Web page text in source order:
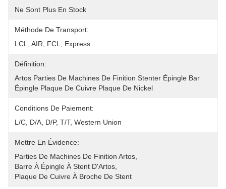
Ne Sont Plus En Stock
Méthode De Transport:
LCL, AIR, FCL, Express
Définition:
Artos Parties De Machines De Finition Stenter Épingle Bar
Épingle Plaque De Cuivre Plaque De Nickel
Conditions De Paiement:
L/C, D/A, D/P, T/T, Western Union
Mettre En Évidence:
Parties De Machines De Finition Artos
Barre À Épingle À Stent D'Artos
Plaque De Cuivre À Broche De Stent